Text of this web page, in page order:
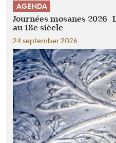
AGENDA
Journées mosanes 2026 |
au 18e siècle
24 september 2026